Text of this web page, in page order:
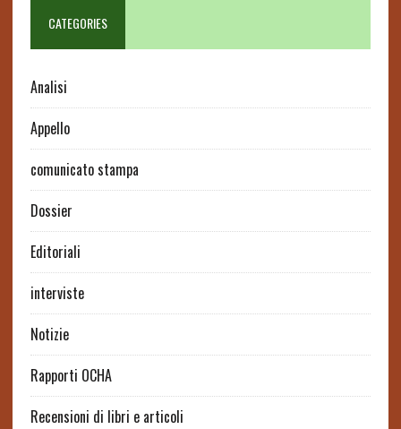
CATEGORIES
Analisi
Appello
comunicato stampa
Dossier
Editoriali
interviste
Notizie
Rapporti OCHA
Recensioni di libri e articoli